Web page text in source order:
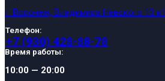
г. Воронеж, Владимира Невского 13 к1
Телефон:
+7 (930) 428-88-78
Время работы:
10:00 — 20:00